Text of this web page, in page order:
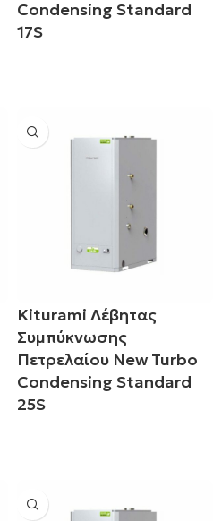
Condensing Standard
17S
Kiturami Λέβητας
Συμπύκνωσης
Πετρελαίου New Turbo
Condensing Standard
25S